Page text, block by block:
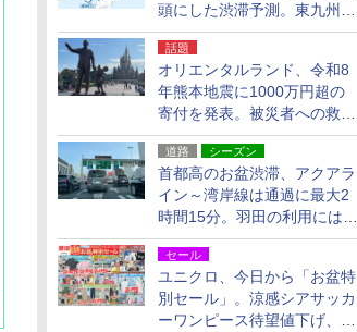
頭にした渋滞予測。東九州道
への迂回は料金調整を実施
話題
オリエンタルランド、令和8
年熊本地震に1000万円超の
寄付を発表。被災者への救援
活動・復旧支援
道路 シーズン
首都高のお盆渋滞、アクアラ
イン～湾岸線は通過に最大2
時間15分。羽田の利用には
「空港西出口」の利用検討を
セール
ユニクロ、今日から「お盆特
別セール」。涼感シアサッカ
ーワンピース待望値下げ、撥